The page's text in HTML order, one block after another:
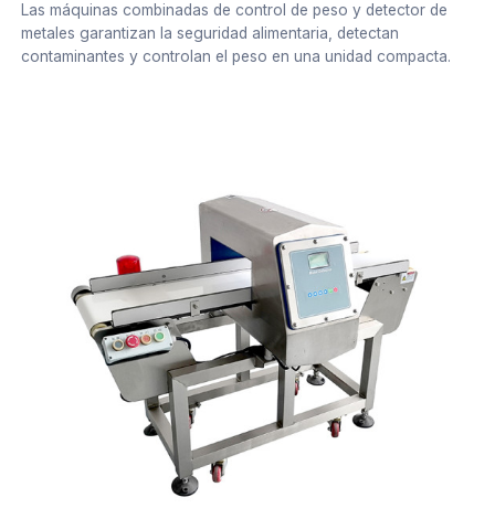
Las máquinas combinadas de control de peso y detector de
metales garantizan la seguridad alimentaria, detectan
contaminantes y controlan el peso en una unidad compacta.